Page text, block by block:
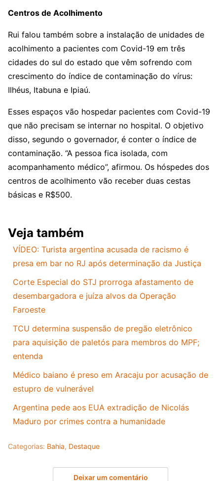
Centros de Acolhimento
Rui falou também sobre a instalação de unidades de
acolhimento a pacientes com Covid-19 em três
cidades do sul do estado que vêm sofrendo com
crescimento do índice de contaminação do vírus:
Ilhéus, Itabuna e Ipiaú.
Esses espaços vão hospedar pacientes com Covid-19
que não precisam se internar no hospital. O objetivo
disso, segundo o governador, é conter o índice de
contaminação. “A pessoa fica isolada, com
acompanhamento médico”, afirmou. Os hóspedes dos
centros de acolhimento vão receber duas cestas
básicas e R$500.
Veja também
VÍDEO: Turista argentina acusada de racismo é
presa em bar no RJ após determinação da Justiça
Corte Especial do STJ prorroga afastamento de
desembargadora e juíza alvos da Operação
Faroeste
TCU determina suspensão de pregão eletrônico
para aquisição de paletós para membros do MPF;
entenda
Médico baiano é preso em Aracaju por acusação de
estupro de vulnerável
Argentina pede aos EUA extradição de Nicolás
Maduro por crimes contra a humanidade
Categorias: Bahia, Destaque
Deixar um comentário